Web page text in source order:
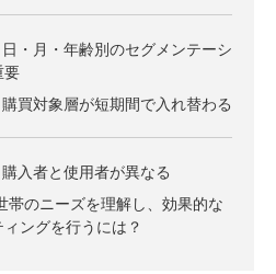
・月・年齢別のセグメンテーシ
要
買対象層が短期間で入れ替わる
入者と使用者が異なる
帯のニーズを理解し、効果的な
ングを行うには？